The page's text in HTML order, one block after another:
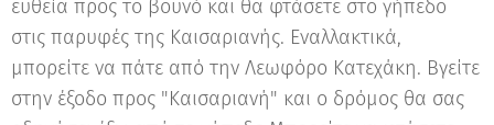
ευθεία προς το βουνό και θα φτάσετε στο γήπεδο
στις παρυφές της Καισαριανής. Εναλλακτικά,
μπορείτε να πάτε από την Λεωφόρο Κατεχάκη. Βγείτε
στην έξοδο προς "Καισαριανή" και ο δρόμος θα σας